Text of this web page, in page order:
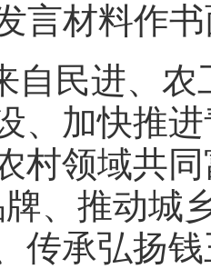
言材料作
自民进、
、加快推
村领域共
、推动城
传承弘扬